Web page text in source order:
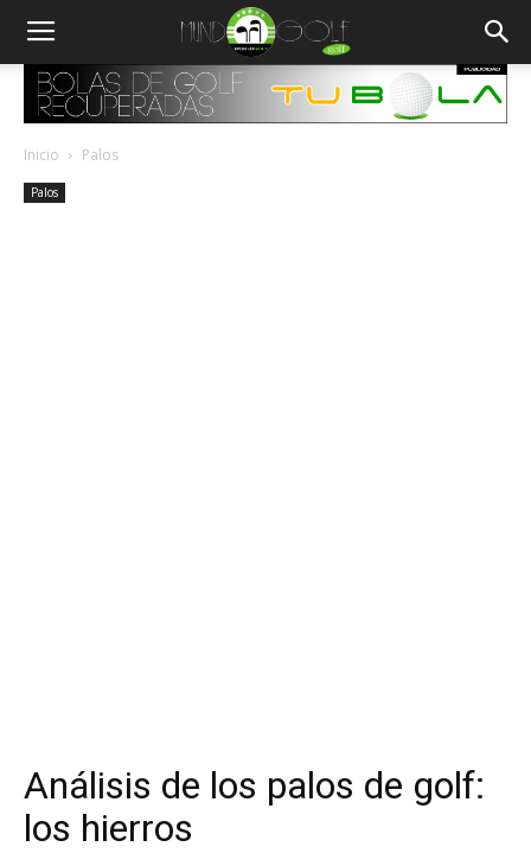
Inicio Palos
Palos
Análisis de los palos de golf:
los hierros